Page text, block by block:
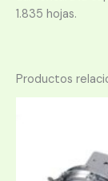
1.835 hojas.
Productos